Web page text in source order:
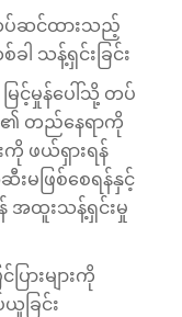
တပ်ဆင်ထားသည့်
ါ သန့်ရှင်းခြင်း
ြင့်မှုန်ပေါ်သို့ တပ်
၏ တည်နေရာကို
ကို ဖယ်ရှားရန်
မဖြစ်စေရန်နှင့်
န် အထူးသန့်ရှင်းမှု
ြားများကို
ယူခြင်း